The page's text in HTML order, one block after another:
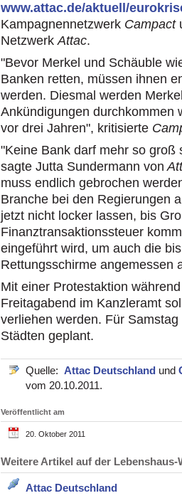
www.attac.de/aktuell/
Kampagnennetzwerk Campact
NetzwerkAttac.
"Bevor Merkel und Schäuble
Banken retten, müssen ihnen
werden. Diesmal werden
Ankündigungen durchkommen
vor drei Jahren", kritisierte
"Keine Bank darf mehr so groß
sagte Jutta Sundermann von
muss endlich gebrochen
Branche bei den Regierungen
jetzt nicht locker lassen, bis
Finanztransaktionssteuer
eingeführt wird, um auch die
Rettungsschirme angemessen
Mit einer Protestaktion
Freitagabend im Kanzleramt
verliehen werden. Für
Städten geplant.
Quelle: Attac Deutschland und
vom 20.10.2011.
Veröffentlicht am
20. Oktober 2011
Weitere Artikel auf der
Attac Deutschland